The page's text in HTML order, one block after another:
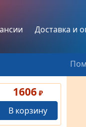
Доставка и
1606₽
В корзину